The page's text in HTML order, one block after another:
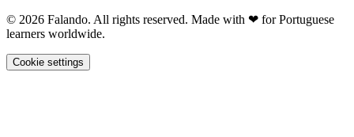
© 2026 Falando. All rights reserved. Made with ❤ for Portuguese
learners worldwide.
Cookie settings